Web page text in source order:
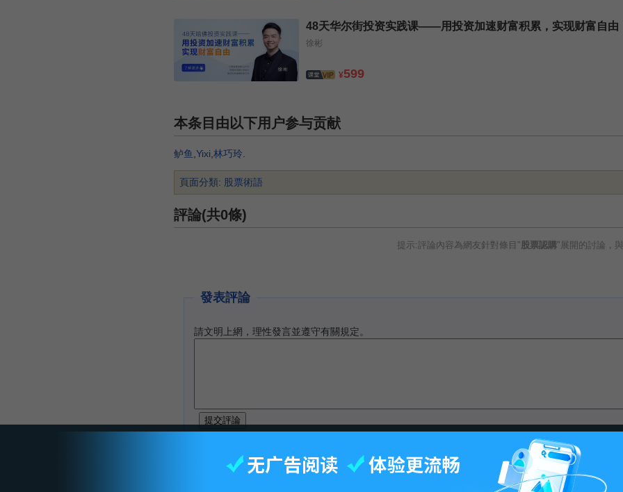
48天华尔街投资实践课——用投资加速财富积累，实现财富自由
徐彬
¥599
本条目由以下用户参与贡献
鲈鱼 Yixi 林巧玲
頁面分類: 股票術語
評論(共0條)
提示:評論內容為網友針對條目" 股票認購"展開的討論，
發表評論
請文明上網，理性發言並遵守有關規定。
最後更改10:30, 2014年3月26日.
智库首页 百科首页 关于百科 客户端 人才招聘 广告合作- 权利通知-联系我们-免责声明